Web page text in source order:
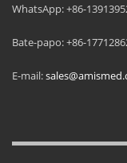
WhatsApp: +86-
Bate-papo: +86-
E-mail: